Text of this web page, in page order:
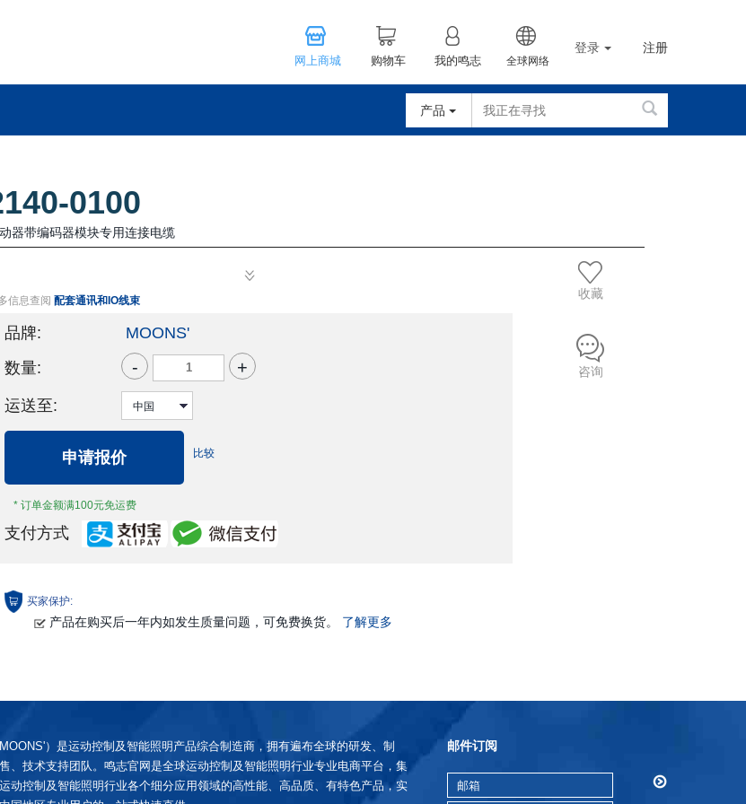
网上商城 购物车 我的鸣志 全球网络
登录 注册
产品
0100
器带编码器模块专用连接电缆
信息查阅 配套通讯和IO线束
品牌:
MOONS'
数量:
- +
运送至:
申请报价
* 订单金额满100元免运费
比较
支付方式
收藏
咨询
买家保护:
产品在购买后一年内如发生质量问题，可免费换货。 了解更多
）是运动控制及智能照明产品综合制造商，拥有遍布全球的研发、制
、技术支持团队。鸣志官网是全球运动控制及智能照明行业专业电商平台，集
动控制及智能照明行业各个细分应用领域的高性能、高品质、有特色产品，实
邮件订阅